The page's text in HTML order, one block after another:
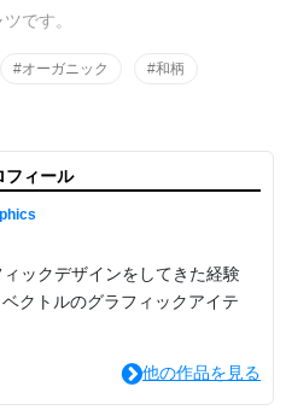
です。
#オーガニック #和柄
ィール
ックデザインをしてきた経験
クトルのグラフィックアイテ
他の作品を見る